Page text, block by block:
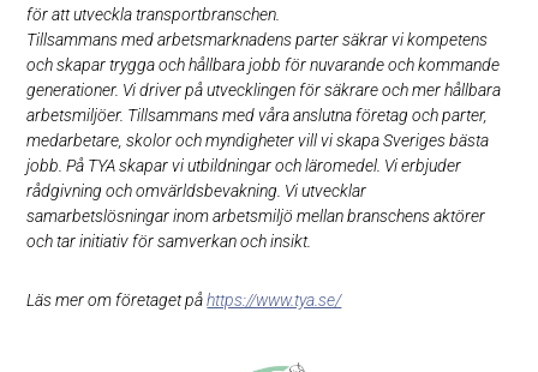
för att utveckla transportbranschen.
Tillsammans med arbetsmarknadens parter säkrar vi kompetens
och skapar trygga och hållbara jobb för nuvarande och kommande
generationer. Vi driver på utvecklingen för säkrare och mer hållbara
arbetsmiljöer. Tillsammans med våra anslutna företag och parter,
medarbetare, skolor och myndigheter vill vi skapa Sveriges bästa
jobb. På TYA skapar vi utbildningar och läromedel. Vi erbjuder
rådgivning och omvärldsbevakning. Vi utvecklar
samarbetslösningar inom arbetsmiljö mellan branschens aktörer
och tar initiativ för samverkan och insikt.
Läs mer om företaget påhttps://www.tya.se/